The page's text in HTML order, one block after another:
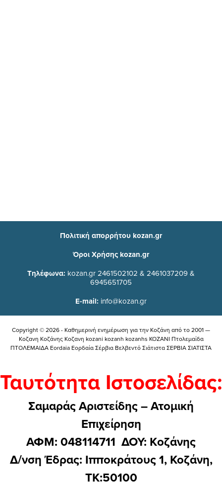
Πολιτική απορρήτου kozan.gr
Όροι Χρήσης kozan.gr
Τηλέφωνα: kozan.gr 2461502102 & 2461037209 &
6945651705
E-mail: info@kozan.gr
Copyright © 2026 - Καθημερινή ενημέρωση για την Kοζάνη από το 2001 —
Κοζανη Κοζάνης Κοζανη kozani kozanh kozanhs KOZANI Πτολεμαίδα
ΠΤΟΛΕΜΑΙΔΑ Eordaia Εορδαία Σέρβια Βελβεντό Σιάτιστα ΣΕΡΒΙΑ ΣΙΑΤΙΣΤΑ
Ταυτότητα Ιστοσελίδας:
Σαμαράς Αριστείδης – Ατομική
Επιχείρηση
ΑΦΜ: 048114711 ΔΟΥ: Kοζάνης
Δ/νση Έδρας: Ιπποκράτους 1, Κοζάνη,
ΤΚ:50100